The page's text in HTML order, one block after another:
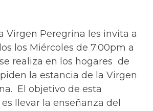
Virgen Peregrina les invita a
los Miércoles de 7:00pm a
realiza en los hogares de
la estancia de la Virgen
El objetivo de esta
llevar la enseñanza del